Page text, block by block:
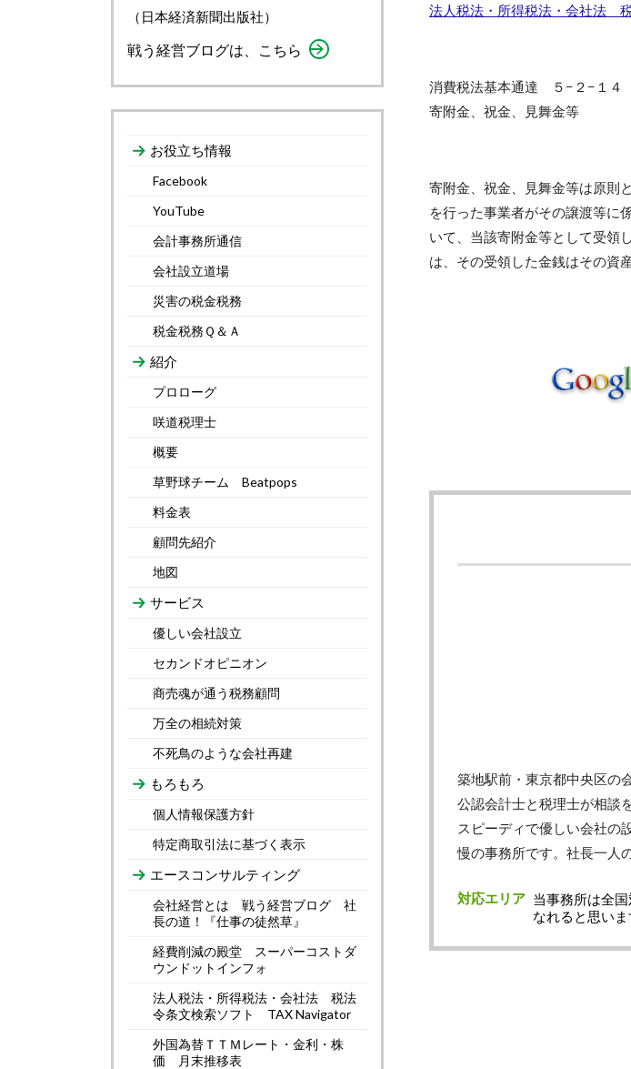
法人税法・所得税法・会社法
消費税法基本通達 ５−２−１４
寄附金、祝金、見舞金等
寄附金、祝金、見舞金等は原則
を行った事業者がその譲渡等に
いて、当該寄附金等として受領
は、その受領した金銭はその資
築地駅前・東京都中央区の
公認会計士と税理士が相談
スピーディで優しい会社の
慢の事務所です。社長一人
対応エリア 当事務所は全
なれると思い
（日本経済新聞出版社）
戦う経営ブログは、こちら
お役立ち情報
Facebook
YouTube
会計事務所通信
会社設立道場
災害の税金税務
税金税務Ｑ＆Ａ
紹介
プロローグ
咲道税理士
概要
草野球チーム Beatpops
料金表
顧問先紹介
地図
サービス
優しい会社設立
セカンドオピニオン
商売魂が通う税務顧問
万全の相続対策
不死鳥のような会社再建
もろもろ
個人情報保護方針
特定商取引法に基づく表示
エースコンサルティング
会社経営とは 戦う経営ブログ 社
長の道！『仕事の徒然草』
経費削減の殿堂 スーパーコストダ
ウンドットインフォ
法人税法・所得税法・会社法 税法
令条文検索ソフト TAX Navigator
外国為替ＴＴＭレート・金利・株
価 月末推移表